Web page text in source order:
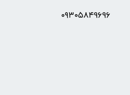
۰۹۳۰۵8۴9696